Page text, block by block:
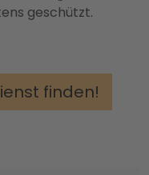
geschützt.
finden!